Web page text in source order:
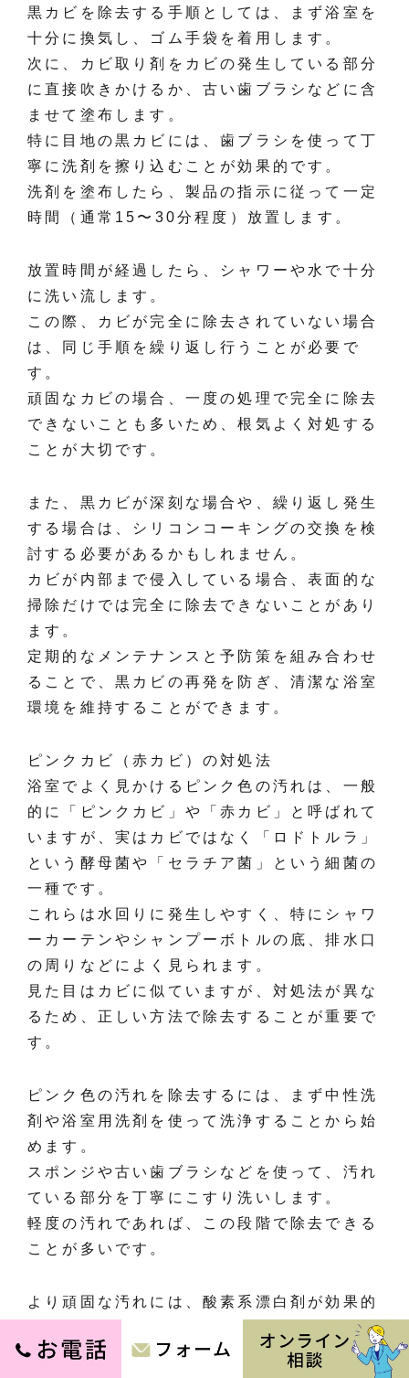
黒カビを除去する手順としては、まず浴室を
十分に換気し、ゴム手袋を着用します。
次に、カビ取り剤をカビの発生している部分
に直接吹きかけるか、古い歯ブラシなどに含
ませて塗布します。
特に目地の黒カビには、歯ブラシを使って丁
寧に洗剤を擦り込むことが効果的です。
洗剤を塗布したら、製品の指示に従って一定
時間（通常15〜30分程度）放置します。
放置時間が経過したら、シャワーや水で十分
に洗い流します。
この際、カビが完全に除去されていない場合
は、同じ手順を繰り返し行うことが必要で
す。
頑固なカビの場合、一度の処理で完全に除去
できないことも多いため、根気よく対処する
ことが大切です。
また、黒カビが深刻な場合や、繰り返し発生
する場合は、シリコンコーキングの交換を検
討する必要があるかもしれません。
カビが内部まで侵入している場合、表面的な
掃除だけでは完全に除去できないことがあり
ます。
定期的なメンテナンスと予防策を組み合わせ
ることで、黒カビの再発を防ぎ、清潔な浴室
環境を維持することができます。
ピンクカビ（赤カビ）の対処法
浴室でよく見かけるピンク色の汚れは、一般
的に「ピンクカビ」や「赤カビ」と呼ばれて
いますが、実はカビではなく「ロドトルラ」
という酵母菌や「セラチア菌」という細菌の
一種です。
これらは水回りに発生しやすく、特にシャワ
ーカーテンやシャンプーボトルの底、排水口
の周りなどによく見られます。
見た目はカビに似ていますが、対処法が異な
るため、正しい方法で除去することが重要で
す。
ピンク色の汚れを除去するには、まず中性洗
剤や浴室用洗剤を使って洗浄することから始
めます。
スポンジや古い歯ブラシなどを使って、汚れ
ている部分を丁寧にこすり洗いします。
軽度の汚れであれば、この段階で除去できる
ことが多いです。
より頑固な汚れには、酸素系漂白剤が効果的
粉末タイプの酸素系漂白剤を水で溶かし、汚